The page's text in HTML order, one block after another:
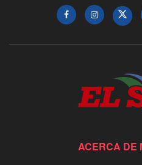
ACERCA DE